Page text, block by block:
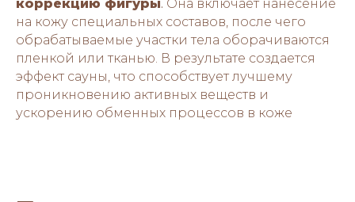
коррекцию фигуры. Она включает нанесение
на кожу специальных составов, после чего
обрабатываемые участки тела оборачиваются
пленкой или тканью. В результате создается
эффект сауны, что способствует лучшему
проникновению активных веществ и
ускорению обменных процессов в коже